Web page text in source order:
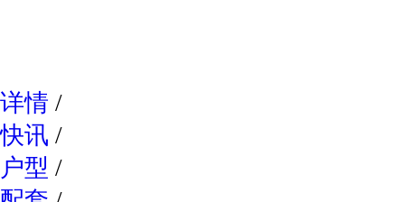
详情 /
快讯 /
户型 /